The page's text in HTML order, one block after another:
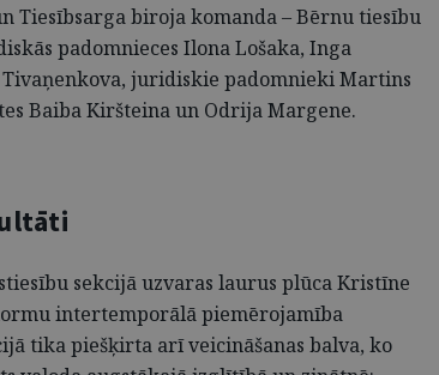
Tiesībsarga biroja komanda – Bērnu tiesību
padomnieces Ilona Lošaka, Inga
Tivaņenkova, juridiskie padomnieki Martins
Baiba Kiršteina un Odrija Margene.
sekcijā uzvaras laurus plūca Kristīne
intertemporālā piemērojamība
tika piešķirta arī veicināšanas balva, ko